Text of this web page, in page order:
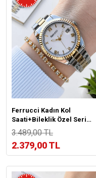
Ferrucci Kadın Kol
Saati+Bileklik Özel Seri
Çelik Kordon Kararma Renk
Atma Yapmaz
3.489,00 TL
2.379,00 TL